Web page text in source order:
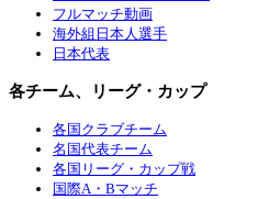
フルマッチ動画
海外組日本人選手
日本代表
各チーム、リーグ・カップ
各国クラブチーム
名国代表チーム
各国リーグ・カップ戦
国際A・Bマッチ